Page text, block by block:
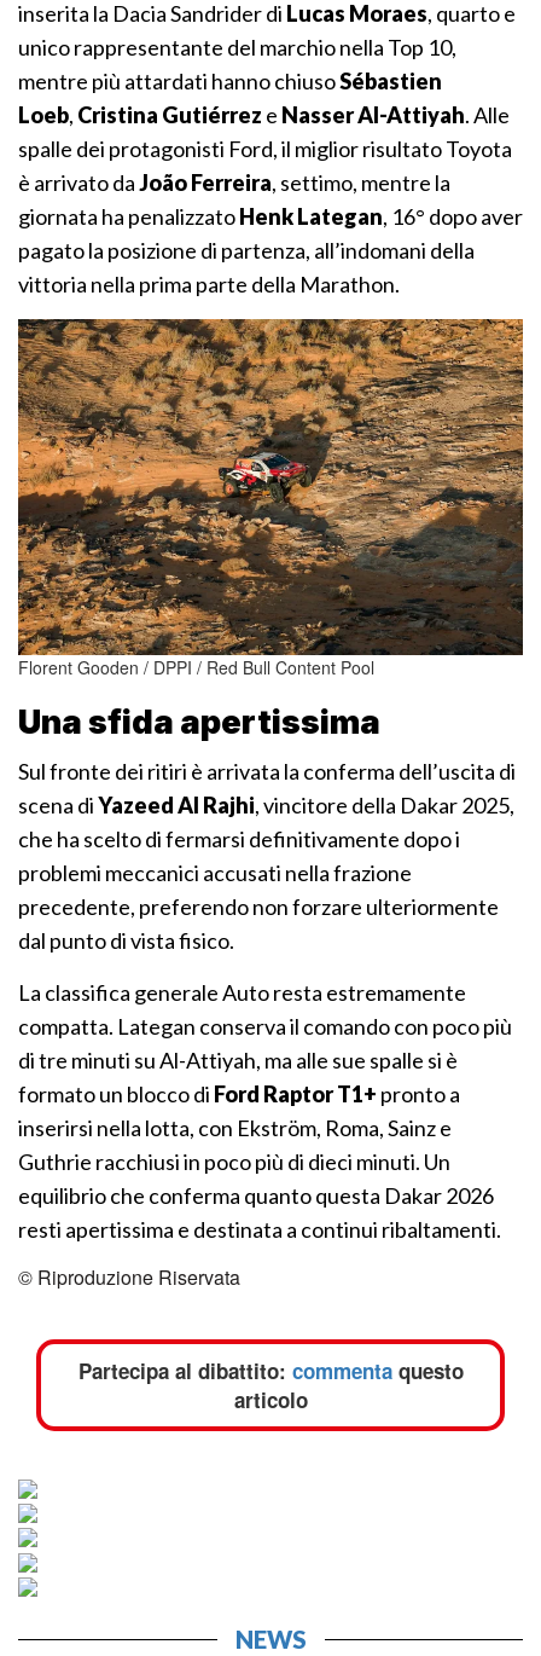
inserita la Dacia Sandrider di Lucas Moraes, quarto e
unico rappresentante del marchio nella Top 10,
mentre più attardati hanno chiusoSébastien
Loeb, Cristina Gutiérrez e Nasser Al-Attiyah. Alle
spalle dei protagonisti Ford, il miglior risultato Toyota
è arrivato daJoão Ferreira, settimo, mentre la
giornata ha penalizzatoHenk Lategan, 16° dopo aver
pagato la posizione di partenza, all’indomani della
vittoria nella prima parte della Marathon.
Florent Gooden / DPPI / Red Bull Content Pool
Una sfida apertissima
Sul fronte dei ritiri è arrivata la conferma dell’uscita di
scena diYazeed Al Rajhi, vincitore della Dakar 2025,
che ha scelto di fermarsi definitivamente dopo i
problemi meccanici accusati nella frazione
precedente, preferendo non forzare ulteriormente
dal punto di vista fisico.
La classifica generale Auto resta estremamente
compatta. Lategan conserva il comando con poco più
di tre minuti su Al-Attiyah, ma alle sue spalle si è
formato un blocco di Ford Raptor T1+ pronto a
inserirsi nella lotta, con Ekström, Roma, Sainz e
Guthrie racchiusi in poco più di dieci minuti. Un
equilibrio che conferma quanto questa Dakar 2026
resti apertissima e destinata a continui ribaltamenti.
© Riproduzione Riservata
Partecipa al dibattito: commentaquesto
articolo
NEWS